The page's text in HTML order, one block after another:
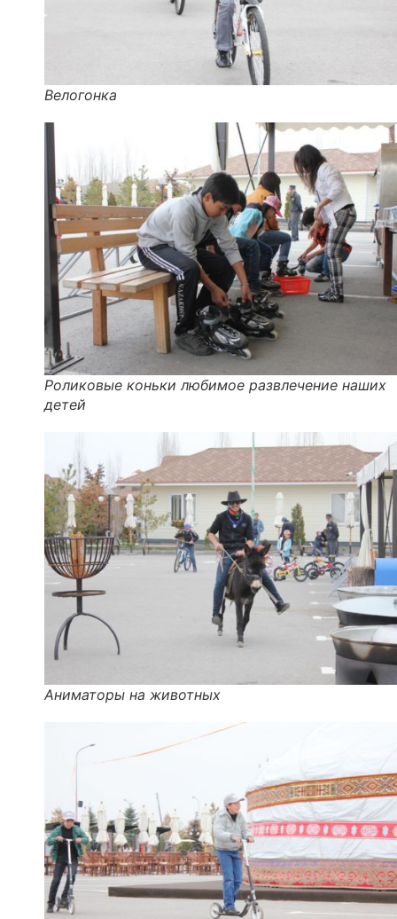
Велогонка
Роликовые коньки любимое развлечение наших
детей
Аниматоры на животных